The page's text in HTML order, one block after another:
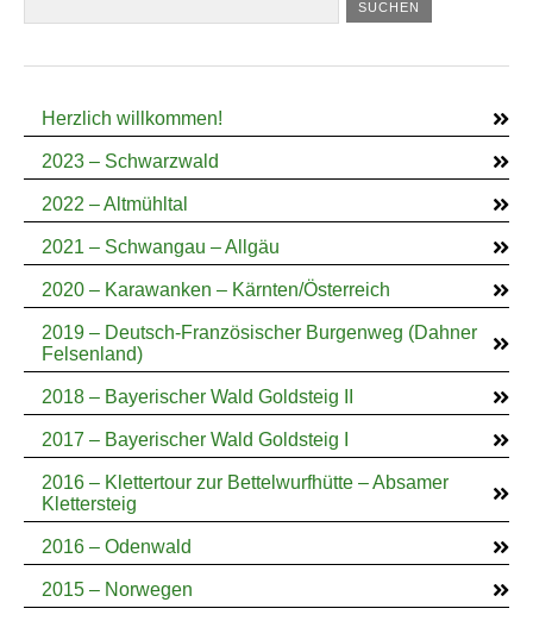
Herzlich willkommen!
2023 – Schwarzwald
2022 – Altmühltal
2021 – Schwangau – Allgäu
2020 – Karawanken – Kärnten/Österreich
2019 – Deutsch-Französischer Burgenweg (Dahner
Felsenland)
2018 – Bayerischer Wald Goldsteig II
2017 – Bayerischer Wald Goldsteig I
2016 – Klettertour zur Bettelwurfhütte – Absamer
Klettersteig
2016 – Odenwald
2015 – Norwegen